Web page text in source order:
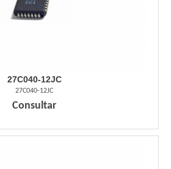
27C040-12JC
27C040-12JC
Consultar